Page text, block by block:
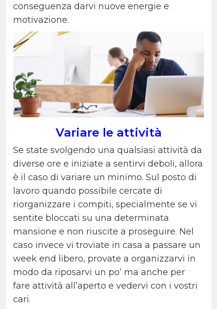
conseguenza darvi nuove energie e
motivazione.
Variare le attività
Se state svolgendo una qualsiasi attività da
diverse ore e iniziate a sentirvi deboli, allora
è il caso di variare un minimo. Sul posto di
lavoro quando possibile cercate di
riorganizzare i compiti, specialmente se vi
sentite bloccati su una determinata
mansione e non riuscite a proseguire. Nel
caso invece vi troviate in casa a passare un
week end libero, provate a organizzarvi in
modo da riposarvi un po’ ma anche per
fare attività all’aperto e vedervi con i vostri
cari.